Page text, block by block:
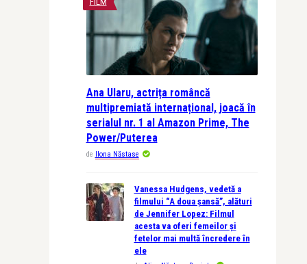
Ana Ularu, actrița româncă
multipremiată internațional, joacă în
serialul nr. 1 al Amazon Prime, The
Power/Puterea
de Ilona Năstase
Vanessa Hudgens, vedetă a
filmului “A doua șansă”, alături
de Jennifer Lopez: Filmul
acesta va oferi femeilor și
fetelor mai multă încredere în
ele